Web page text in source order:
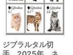
ジブラルタル切